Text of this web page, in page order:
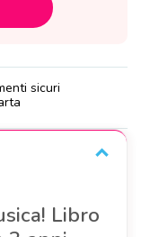
sicuri
Libro